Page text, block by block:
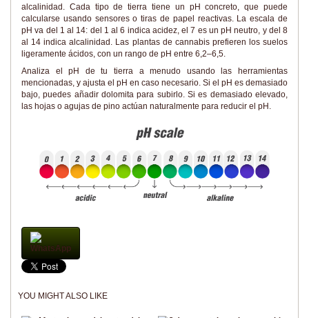
alcalinidad. Cada tipo de tierra tiene un pH concreto, que puede
calcularse usando sensores o tiras de papel reactivas. La escala de
pH va del 1 al 14: del 1 al 6 indica acidez, el 7 es un pH neutro, y del 8
al 14 indica alcalinidad. Las plantas de cannabis prefieren los suelos
ligeramente ácidos, con un rango de pH entre 6,2–6,5.
Analiza el pH de tu tierra a menudo usando las herramientas
mencionadas, y ajusta el pH en caso necesario. Si el pH es demasiado
bajo, puedes añadir dolomita para subirlo. Si es demasiado elevado,
las hojas o agujas de pino actúan naturalmente para reducir el pH.
WhatsApp
YOU MIGHT ALSO LIKE